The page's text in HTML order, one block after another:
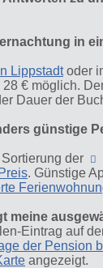
in
Lippstadtoder
€ möglich.
Dauer der
günstige
der
. Günstige
meine
Eintrag auf
der Pension
angezeigt.